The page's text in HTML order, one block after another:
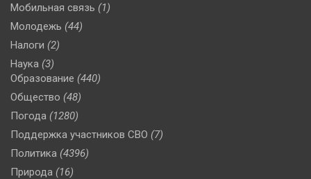
Мобильная связь (1)
Молодежь (44)
Налоги (2)
Наука (3)
Образование (440)
Общество (48)
Погода (1280)
Поддержка участников СВО (7)
Политика (4396)
Природа (16)